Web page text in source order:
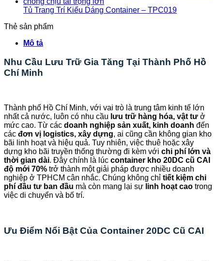
Tủ Trang Trí Kiểu Dáng Container – TPC019
Thẻ sản phẩm
Mô tả
Nhu Cầu Lưu Trữ Gia Tăng Tại Thành Phố Hồ
Chí Minh
Thành phố Hồ Chí Minh, với vai trò là trung tâm kinh tế lớn
nhất cả nước, luôn có nhu cầu lưu trữ hàng hóa, vật tư ở
mức cao. Từ các doanh nghiệp sản xuất, kinh doanh đến
các đơn vị logistics, xây dựng, ai cũng cần không gian kho
bãi linh hoạt và hiệu quả. Tuy nhiên, việc thuê hoặc xây
dựng kho bãi truyền thống thường đi kèm với chi phí lớn và
thời gian dài. Đây chính là lúc container kho 20DC cũ CAI
độ mới 70% trở thành một giải pháp được nhiều doanh
nghiệp ở TPHCM cân nhắc. Chúng không chỉ tiết kiệm chi
phí đầu tư ban đầu mà còn mang lại sự linh hoạt cao trong
việc di chuyển và bố trí.
Ưu Điểm Nổi Bật Của Container 20DC Cũ CAI